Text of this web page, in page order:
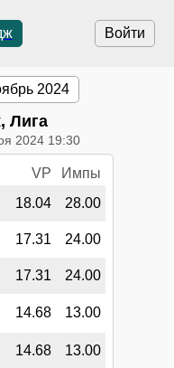
Войти
2024
Лига
2024 19:30
VP
Импы
18.04 28.00
17.31 24.00
17.31 24.00
14.68 13.00
14.68 13.00